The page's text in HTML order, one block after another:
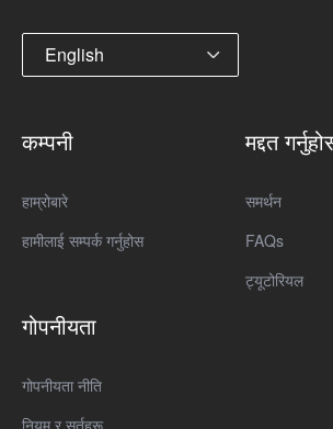
English
कम्पनी
हाम्रोबारे
हामीलाई सम्पर्क गर्नुहोस
मद्दत
समर्थन
FAQs
ट्यूटोरियल
गोपनीयता
गोपनीयता नीति
नियम र सर्तहरू